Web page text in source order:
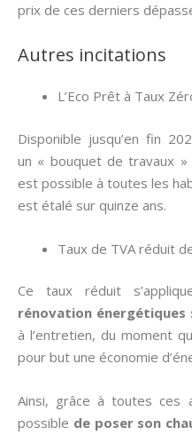
prix de ces derniers
Autres incitations
L’Eco Prêt à Taux
Disponible jusqu’en fin
un « bouquet de travaux
est possible à toutes les
est étalé sur quinze ans.
Taux de TVA réduit
Ce taux réduit
rénovation énergétiques
à l’entretien, du moment
pour but une économie
Ainsi, grâce à toutes ces
possible de poser son